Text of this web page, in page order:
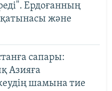
Ердоғанның
және
сапары:
Азияға
шамына тие